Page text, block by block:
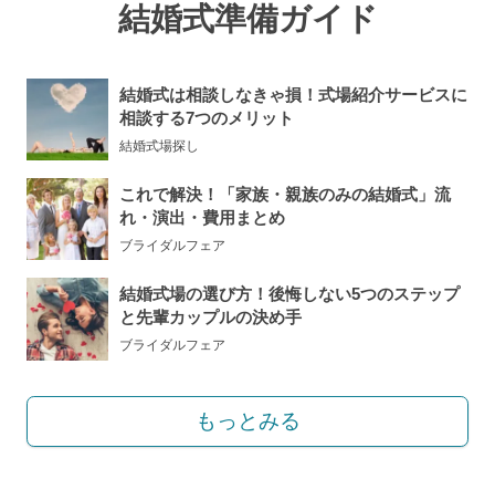
結婚式準備ガイド
結婚式は相談しなきゃ損！式場紹介サービスに
相談する7つのメリット
結婚式場探し
これで解決！「家族・親族のみの結婚式」流
れ・演出・費用まとめ
ブライダルフェア
結婚式場の選び方！後悔しない5つのステップ
と先輩カップルの決め手
ブライダルフェア
もっとみる